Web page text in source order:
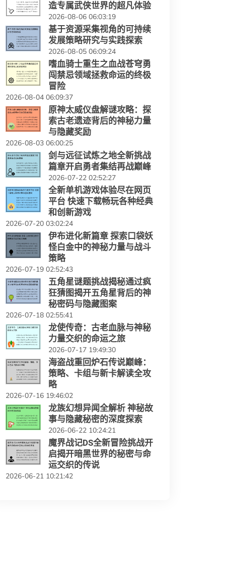
造专属武侠世界的超凡体验
2026-08-06 06:03:19
基于资源采集视角的可持续
发展策略研究与实践探索
2026-08-05 06:09:24
嗜血骑士重生之血战苍穹勇
闯禁忌领域拯救命运的终极
冒险
2026-08-04 06:09:37
原神太威仪盘解谜攻略：探
索古老遗迹背后的神秘力量
与隐藏奖励
2026-08-03 06:00:25
剑与远征试炼之地全新挑战
篇章开启勇者集结再战巅峰
2026-07-22 02:52:27
全新单机游戏体验尽在网页
平台 快速下载畅玩各种经典
和创新游戏
2026-07-20 03:02:24
伊布进化新篇章 探索口袋妖
怪白金中的神秘力量与战斗
策略
2026-07-19 02:52:43
五角星谜题挑战揭秘通过疯
狂猜图揭开五角星背后的神
秘密码与隐藏图案
2026-07-18 02:55:41
龙使传奇：古老血脉与神秘
力量交织的命运之旅
2026-07-17 19:49:30
海盗战重回炉石传说巅峰：
策略、卡组与新卡解读全攻
略
2026-07-16 19:46:02
龙族幻想异闻全解析 神秘故
事与隐藏秘密的深度探索
2026-06-22 10:24:21
魔界战记DS全新冒险挑战开
启揭开暗黑世界的秘密与命
运交织的传说
2026-06-21 10:21:42